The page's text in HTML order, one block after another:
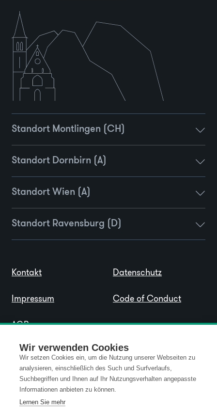
Wir verwenden Cookies
Wir setzen Cookies ein, um die Nutzung unserer Webseiten zu
analysieren, einschließlich des Such und Surfverlaufs,
Suchbegriffen und Ihnen auf Ihr Nutzungsverhalten angepasste
Informationen anbieten zu können.
Lernen Sie mehr
Standort Montlingen (CH)
Standort Dornbirn (A)
Standort Wien (A)
Standort Ravensburg (D)
Kontakt
Impressum
AGB
Datenschutz
Code of Conduct